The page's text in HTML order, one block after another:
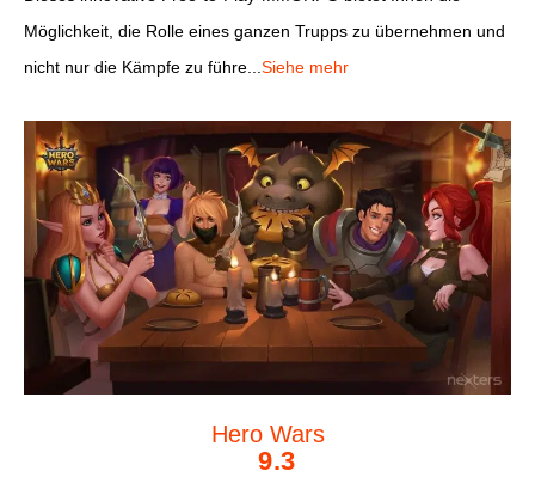
Möglichkeit, die Rolle eines ganzen Trupps zu übernehmen und
nicht nur die Kämpfe zu führe...Siehe mehr
Hero Wars
9.3